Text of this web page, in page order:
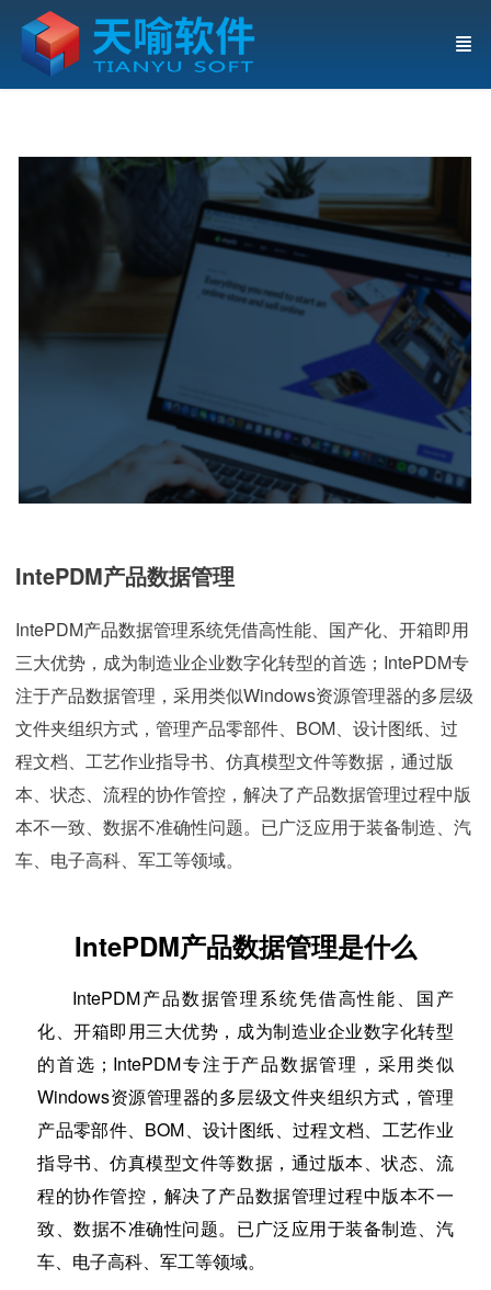
IntePDM产品数据管理
IntePDM产品数据管理系统凭借高性能、国产化、开箱即用
三大优势，成为制造业企业数字化转型的首选；IntePDM专
注于产品数据管理，采用类似Windows资源管理器的多层级
文件夹组织方式，管理产品零部件、BOM、设计图纸、过
程文档、工艺作业指导书、仿真模型文件等数据，通过版
本、状态、流程的协作管控，解决了产品数据管理过程中版
本不一致、数据不准确性问题。已广泛应用于装备制造、汽
车、电子高科、军工等领域。
IntePDM产品数据管理是什么
IntePDM产品数据管理系统凭借高性能、国产
化、开箱即用三大优势，成为制造业企业数字化转型
的首选；IntePDM专注于产品数据管理，采用类似
Windows资源管理器的多层级文件夹组织方式，管理
产品零部件、BOM、设计图纸、过程文档、工艺作业
指导书、仿真模型文件等数据，通过版本、状态、流
程的协作管控，解决了产品数据管理过程中版本不一
致、数据不准确性问题。已广泛应用于装备制造、汽
车、电子高科、军工等领域。